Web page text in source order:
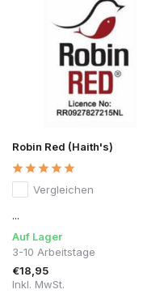
Robin Red (Haith's)
Vergleichen
...
Auf Lager
3-10 Arbeitstage
€18,95
Inkl. MwSt.